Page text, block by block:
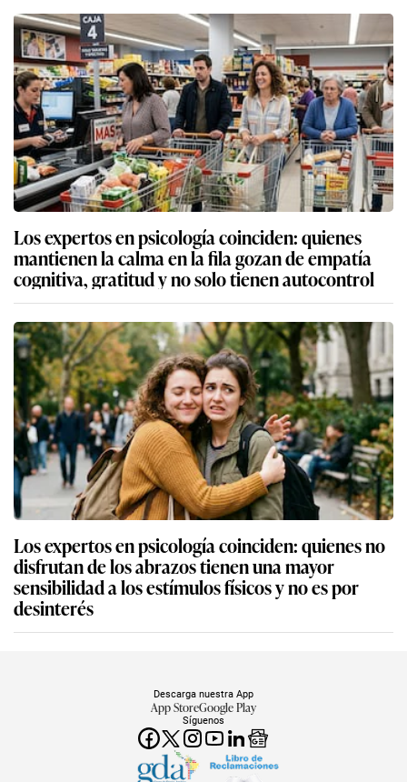
Los expertos en psicología coinciden: quienes
mantienen la calma en la fila gozan de empatía
cognitiva, gratitud y no solo tienen autocontrol
Los expertos en psicología coinciden: quienes no
disfrutan de los abrazos tienen una mayor
sensibilidad a los estímulos físicos y no es por
desinterés
Síguenos
Descarga nuestra App
App StoreGoogle Play